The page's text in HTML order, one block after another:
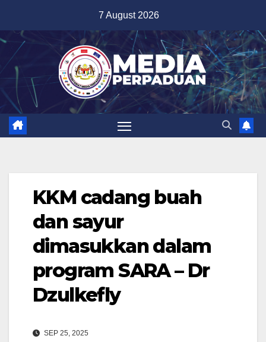
content
7 August 2026
KKM cadang buah
dan sayur
dimasukkan dalam
program SARA – Dr
Dzulkefly
SEP 25, 2025